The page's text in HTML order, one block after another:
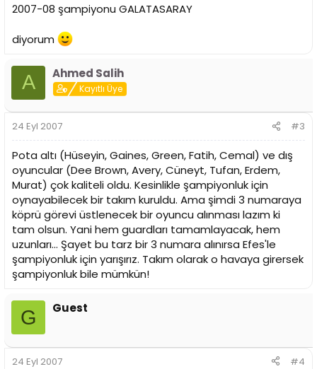
2007-08 şampiyonu GALATASARAY
diyorum
A Ahmed Salih
Kayıtlı Üye
24 Eyl 2007 #3
Pota altı (Hüseyin, Gaines, Green, Fatih, Cemal) ve dış
oyuncular (Dee Brown, Avery, Cüneyt, Tufan, Erdem,
Murat) çok kaliteli oldu. Kesinlikle şampiyonluk için
oynayabilecek bir takım kuruldu. Ama şimdi 3 numaraya
köprü görevi üstlenecek bir oyuncu alınması lazım ki
tam olsun. Yani hem guardları tamamlayacak, hem
uzunları... Şayet bu tarz bir 3 numara alınırsa Efes'le
şampiyonluk için yarışırız. Takım olarak o havaya girersek
şampiyonluk bile mümkün!
G Guest
24 Eyl 2007 #4